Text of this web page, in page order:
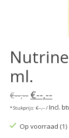
ml.
€--,-- €--,--
* Stukprijs: €--,-- /Incl.
Op voorraad (1)